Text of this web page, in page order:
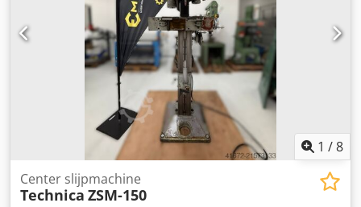
1 /8
Center slijpmachine
Technica ZSM-150